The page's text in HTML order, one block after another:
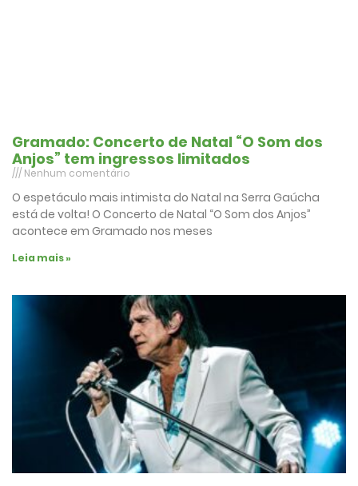
Gramado: Concerto de Natal “O Som dos
Anjos” tem ingressos limitados
Nenhum comentário
O espetáculo mais intimista do Natal na Serra Gaúcha
está de volta! O Concerto de Natal “O Som dos Anjos”
acontece em Gramado nos meses
Leia mais »